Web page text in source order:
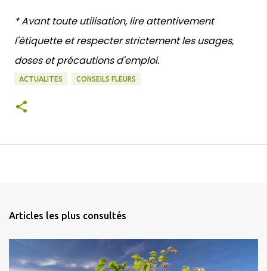
* Avant toute utilisation, lire attentivement
l'étiquette et respecter strictement les usages,
doses et précautions d'emploi.
ACTUALITES CONSEILS FLEURS
Articles les plus consultés